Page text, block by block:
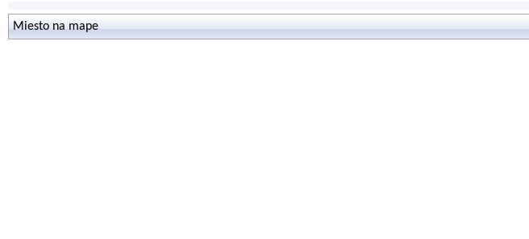
Miesto na mape